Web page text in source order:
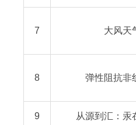
7 大风天
8 弹性阻抗非
9 从源到汇：汞